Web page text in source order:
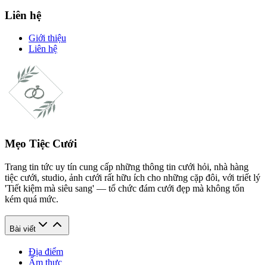
Liên hệ
Giới thiệu
Liên hệ
Mẹo Tiệc Cưới
Trang tin tức uy tín cung cấp những thông tin cưới hỏi, nhà hàng
tiệc cưới, studio, ảnh cưới rất hữu ích cho những cặp đôi, với triết lý
'Tiết kiệm mà siêu sang' — tổ chức đám cưới đẹp mà không tốn
kém quá mức.
Bài viết
Địa điểm
Ẩm thực